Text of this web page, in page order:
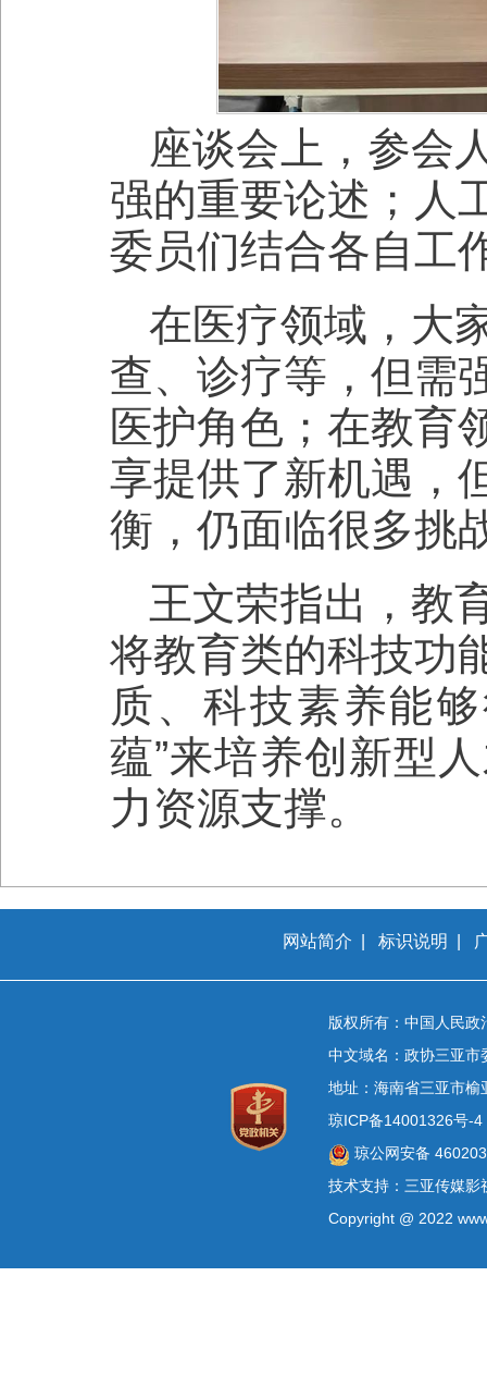
座谈会上，参会
强的重要论述；人
委员们结合各自工
在医疗领域，大
查、诊疗等，但需
医护角色；在教育
享提供了新机遇，
衡，仍面临很多挑
王文荣指出，教
将教育类的科技功
质、科技素养能
蕴”来培养创新型
力资源支撑。
网站简介 标识说明
版权所有：中国人民
中文域名：政协三亚市
地址：海南省三亚市榆
琼ICP备14001326号-4
琼公网安备
技术支持：三亚传媒影
Copyright @ 2022